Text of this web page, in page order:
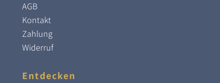
AGB
Kontakt
Zahlung
Widerruf
Entdecken